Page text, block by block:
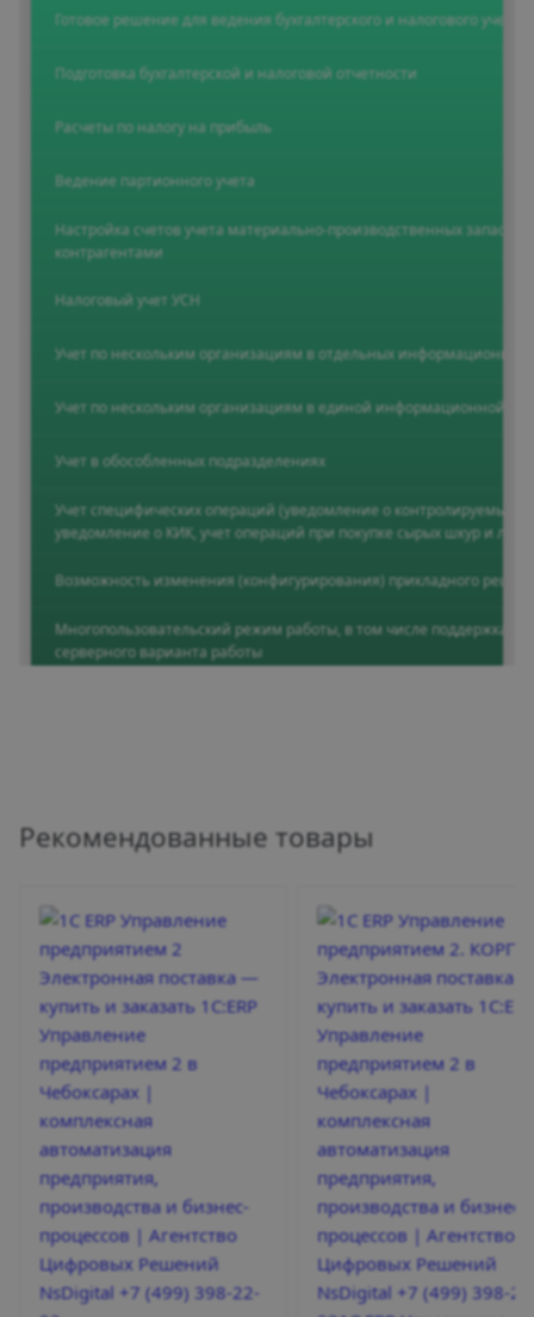
Готовое решение для ведения бухгалтерского и налогового учета
Подготовка бухгалтерской и налоговой отчетности
Расчеты по налогу на прибыль
Ведение партионного учета
Настройка счетов учета материально-производственных запасов
контрагентами
Налоговый учет УСН
Учет по нескольким организациям в отдельных информационных
Учет по нескольким организациям в единой информационной
Учет в обособленных подразделениях
Учет специфических операций (уведомление о контролируемых
уведомление о КИК, учет операций при покупке сырых шкур и
Возможность изменения (конфигурирования) прикладного
Многопользовательский режим работы, в том числе поддержка
серверного варианта работы
1С Бухгалтерия 8 ПРОФ
Автоматизация бухгалтерского и
налогового учета для предприятий
любого масштаба
О программе
Рекомендованные товары